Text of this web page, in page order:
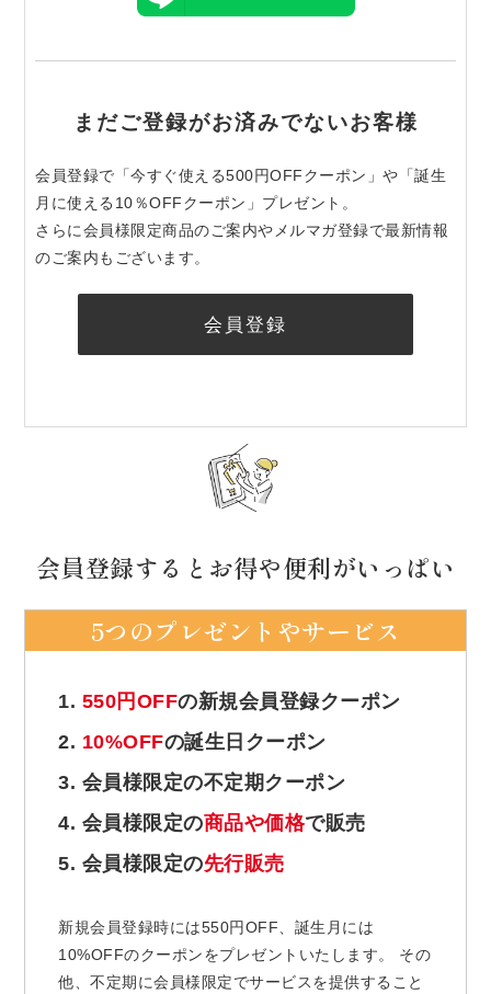
まだご登録がお済みでないお客様
会員登録で「今すぐ使える500円OFFクーポン」や「誕生
月に使える10％OFFクーポン」プレゼント。
さらに会員様限定商品のご案内やメルマガ登録で最新情報
のご案内もございます。
会員登録
会員登録するとお得や便利がいっぱい
5つのプレゼントやサービス
1. 550円OFFの新規会員登録クーポン
2. 10%OFFの誕生日クーポン
3. 会員様限定の不定期クーポン
4. 会員様限定の商品や価格で販売
5. 会員様限定の先行販売
新規会員登録時には550円OFF、誕生月には
10%OFFのクーポンをプレゼントいたします。 その
他、不定期に会員様限定でサービスを提供すること